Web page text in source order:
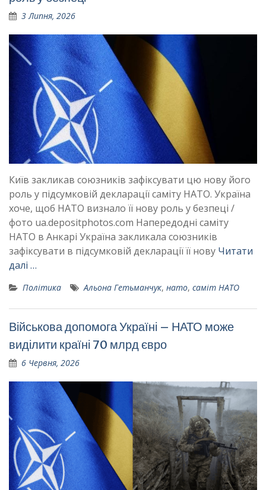
3 Липня, 2026
Київ закликав союзників зафіксувати цю нову його
роль у підсумковій декларації саміту НАТО. Україна
хоче, щоб НАТО визнало її нову роль у безпеці /
фото ua.depositphotos.com Напередодні саміту
НАТО в Анкарі Україна закликала союзників
зафіксувати в підсумковій декларації її нову Читати
далі …
Політика Альона Гетьманчук, нато, саміт НАТО
Військова допомога Україні – НАТО може
виділити країні 70 млрд євро
6 Червня, 2026